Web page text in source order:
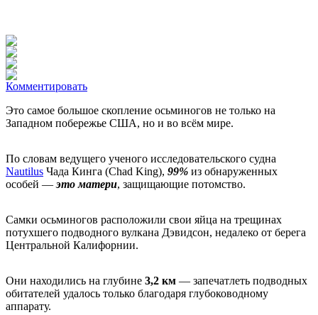
Комментировать
Это самое большое скопление осьминогов не только на
Западном побережье США, но и во всём мире.
По словам ведущего ученого исследовательского судна
Nautilus Чада Кинга (Chad King), 99% из обнаруженных
особей —это матери, защищающие потомство.
Самки осьминогов расположили свои яйца на трещинах
потухшего подводного вулкана Дэвидсон, недалеко от берега
Центральной Калифорнии.
Они находились на глубине 3,2 км — запечатлеть подводных
обитателей удалось только благодаря глубоководному
аппарату.